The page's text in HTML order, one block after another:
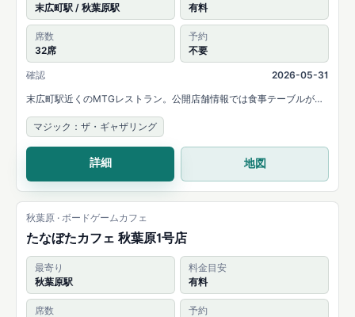
末広町駅 / 秋葉原駅
有料
席数
32席
予約
不要
確認
2026-05-31
末広町駅近くのMTGレストラン。公開店舗情報では食事テーブルがそ
のままデュエルスペースになり、32席でMTGを遊べると案内されてい
ます。
マジック：ザ・ギャザリング
詳細 地図
秋葉原 · ボードゲームカフェ
たなぼたカフェ 秋葉原1号店
最寄り
秋葉原駅
料金目安
有料
席数
予約